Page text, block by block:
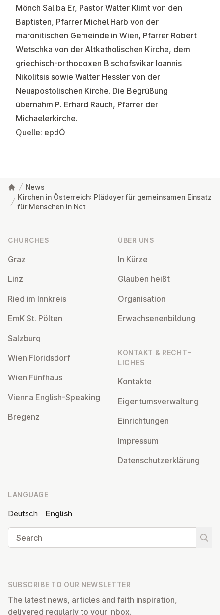
Mönch Saliba Er, Pastor Walter Klimt von den
Baptisten, Pfarrer Michel Harb von der
maronitischen Gemeinde in Wien, Pfarrer Robert
Wetschka von der Altkatholischen Kirche, dem
griechisch-orthodoxen Bischofsvikar Ioannis
Nikolitsis sowie Walter Hessler von der
Neuapostolischen Kirche. Die Begrüßung
übernahm P. Erhard Rauch, Pfarrer der
Michaelerkirche.
Quelle: epdÖ
News
Kirchen in Österreich: Plädoyer für gemeinsamen Einsatz
für Menschen in Not
CHURCHES
Graz
Linz
Ried im Innkreis
EmK St. Pölten
Salzburg
Wien Flor­idsdorf
Wien Fünfhaus
Vienna English-Speaking
Bregenz
ÜBER UNS
In Kürze
Glauben heißt
Or­gan­isa­tion
Er­wach­sen­en­bildung
KONTAKT & RECHT­
LICHES
Kontakte
Ei­gentums­ver­wal­tung
Ein­rich­tun­gen
Impressum
Datens­chutzerklärung
LANGUAGE
Deutsch
English
Search
SUBSCRIBE TO OUR NEWSLETTER
The latest news, articles and faith inspiration,
delivered regularly to your inbox.